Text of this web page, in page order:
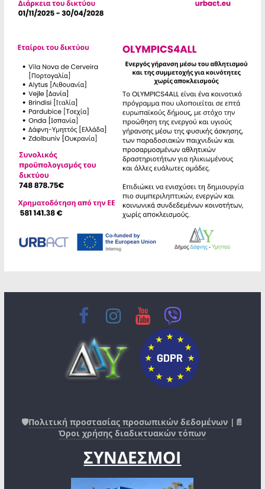
🛡️Πολιτική προστασίας προσωπικών δεδομένων |📄
Όροι χρήσης διαδικτυακών τόπων
ΣΥΝΔΕΣΜΟΙ